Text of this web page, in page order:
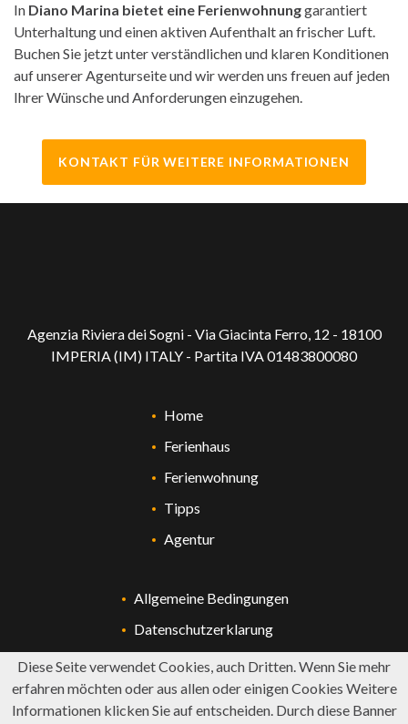
In Diano Marina bietet eine Ferienwohnunggarantiert
Unterhaltung und einen aktiven Aufenthalt an frischer Luft.
Buchen Sie jetzt unter verständlichen und klaren Konditionen
auf unserer Agenturseite und wir werden uns freuen auf jeden
Ihrer Wünsche und Anforderungen einzugehen.
KONTAKT FÜR WEITERE INFORMATIONEN
Agenzia Riviera dei Sogni - Via Giacinta Ferro, 12 - 18100
IMPERIA (IM) ITALY - Partita IVA 01483800080
Home
Ferienhaus
Ferienwohnung
Tipps
Agentur
Allgemeine Bedingungen
Datenschutzerklarung
Diese Seite verwendet Cookies, auch Dritten. Wenn Sie mehr
erfahren möchten oder aus allen oder einigen Cookies Weitere
Informationen klicken Sie auf entscheiden. Durch diese Banner